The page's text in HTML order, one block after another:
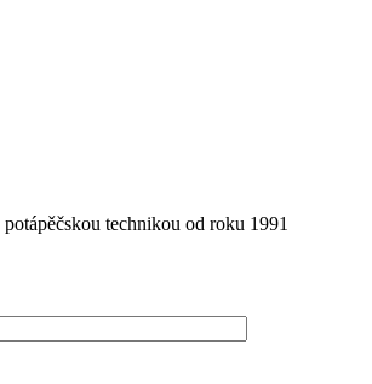
technikou od roku 1991